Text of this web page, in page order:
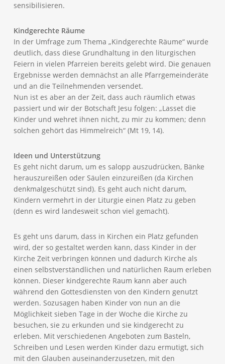
sensibilisieren.
Kindgerechte Räume
In der Umfrage zum Thema „Kindgerechte Räume“ wurde
deutlich, dass diese Grundhaltung in den liturgischen
Feiern in vielen Pfarreien bereits gelebt wird. Die genauen
Ergebnisse werden demnächst an alle Pfarrgemeinderäte
und an die Teilnehmenden versendet.
Nun ist es aber an der Zeit, dass auch räumlich etwas
passiert und wir der Botschaft Jesu folgen: „Lasset die
Kinder und wehret ihnen nicht, zu mir zu kommen; denn
solchen gehört das Himmelreich“ (Mt 19, 14).
Ideen und Unterstützung
Es geht nicht darum, um es salopp auszudrücken, Bänke
herauszureißen oder Säulen einzureißen (da Kirchen
denkmalgeschützt sind). Es geht auch nicht darum,
Kindern vermehrt in der Liturgie einen Platz zu geben
(denn es wird landesweit schon viel gemacht).
Es geht uns darum, dass in Kirchen ein Platz gefunden
wird, der so gestaltet werden kann, dass Kinder in der
Kirche Zeit verbringen können und dadurch Kirche als
einen selbstverständlichen und natürlichen Raum erleben
können. Dieser kindgerechte Raum kann aber auch
während den Gottesdiensten von den Kindern genutzt
werden. Sozusagen haben Kinder von nun an die
Möglichkeit sieben Tage in der Woche die Kirche zu
besuchen, sie zu erkunden und sie kindgerecht zu
erleben. Mit verschiedenen Angeboten zum Basteln,
Schreiben und Lesen werden Kinder dazu ermutigt, sich
mit den Glauben auseinanderzusetzen, mit den